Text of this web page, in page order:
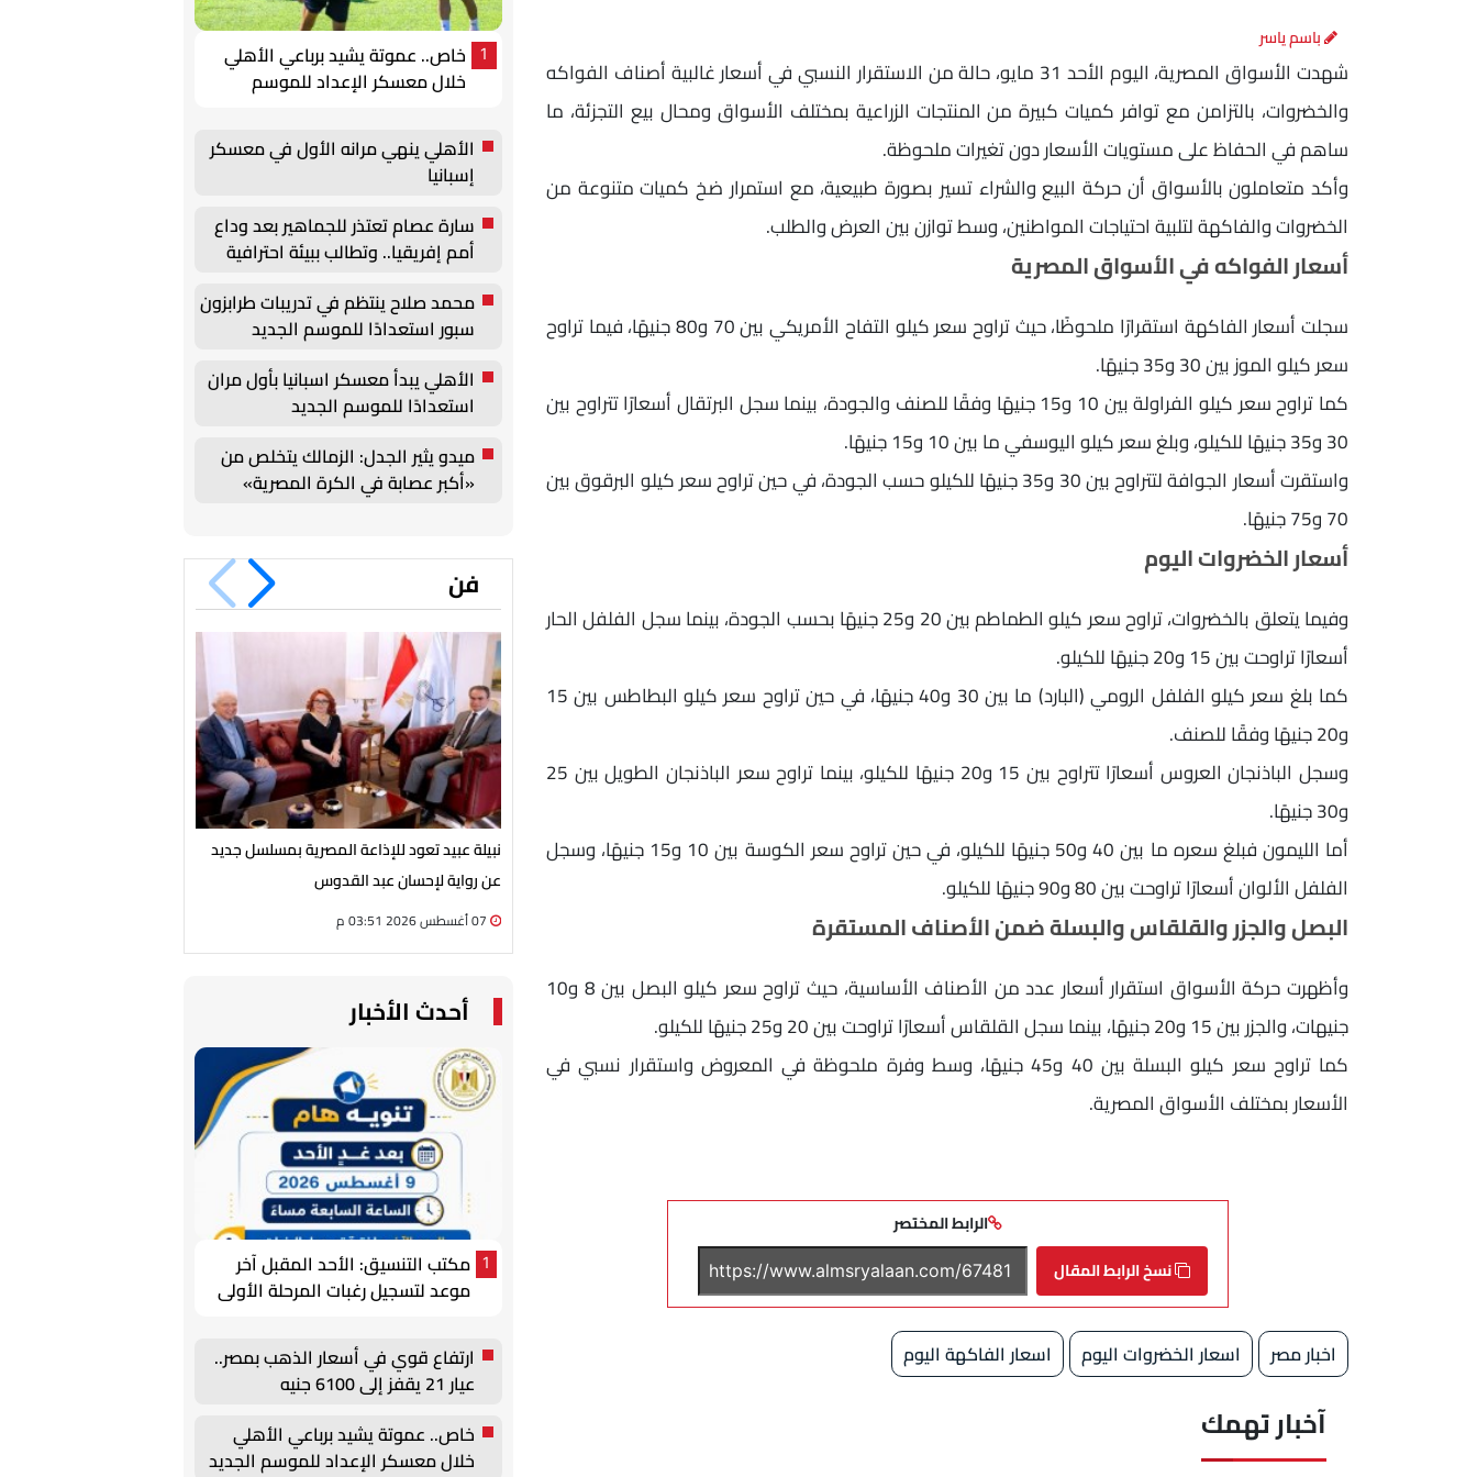
باسم ياسر
شهدت الأسواق المصرية، اليوم الأحد 31 مايو، حالة من الاستقرار النسبي في أسعار غالبية أصناف الفواكه
والخضروات، بالتزامن مع توافر كميات كبيرة من المنتجات الزراعية بمختلف الأسواق ومحال بيع التجزئة، ما
ساهم في الحفاظ على مستويات الأسعار دون تغيرات ملحوظة.
وأكد متعاملون بالأسواق أن حركة البيع والشراء تسير بصورة طبيعية، مع استمرار ضخ كميات متنوعة من
الخضروات والفاكهة لتلبية احتياجات المواطنين، وسط توازن بين العرض والطلب.
أسعار الفواكه في الأسواق المصرية
سجلت أسعار الفاكهة استقرارًا ملحوظًا، حيث تراوح سعر كيلو التفاح الأمريكي بين 70 و80 جنيهًا، فيما تراوح
سعر كيلو الموز بين 30 و35 جنيهًا.
كما تراوح سعر كيلو الفراولة بين 10 و15 جنيهًا وفقًا للصنف والجودة، بينما سجل البرتقال أسعارًا تتراوح بين
30 و35 جنيهًا للكيلو، وبلغ سعر كيلو اليوسفي ما بين 10 و15 جنيهًا.
واستقرت أسعار الجوافة لتتراوح بين 30 و35 جنيهًا للكيلو حسب الجودة، في حين تراوح سعر كيلو البرقوق بين
70 و75 جنيهًا.
أسعار الخضروات اليوم
وفيما يتعلق بالخضروات، تراوح سعر كيلو الطماطم بين 20 و25 جنيهًا بحسب الجودة، بينما سجل الفلفل الحار
أسعارًا تراوحت بين 15 و20 جنيهًا للكيلو.
كما بلغ سعر كيلو الفلفل الرومي (البارد) ما بين 30 و40 جنيهًا، في حين تراوح سعر كيلو البطاطس بين 15
و20 جنيهًا وفقًا للصنف.
وسجل الباذنجان العروس أسعارًا تتراوح بين 15 و20 جنيهًا للكيلو، بينما تراوح سعر الباذنجان الطويل بين 25
و30 جنيهًا.
أما الليمون فبلغ سعره ما بين 40 و50 جنيهًا للكيلو، في حين تراوح سعر الكوسة بين 10 و15 جنيهًا، وسجل
الفلفل الألوان أسعارًا تراوحت بين 80 و90 جنيهًا للكيلو.
البصل والجزر والقلقاس والبسلة ضمن الأصناف المستقرة
وأظهرت حركة الأسواق استقرار أسعار عدد من الأصناف الأساسية، حيث تراوح سعر كيلو البصل بين 8 و10
جنيهات، والجزر بين 15 و20 جنيهًا، بينما سجل القلقاس أسعارًا تراوحت بين 20 و25 جنيهًا للكيلو.
كما تراوح سعر كيلو البسلة بين 40 و45 جنيهًا، وسط وفرة ملحوظة في المعروض واستقرار نسبي في
الأسعار بمختلف الأسواق المصرية.
الرابط المختصر
نسخ الرابط المقال
اخبار مصر اسعار الخضروات اليوم اسعار الفاكهة اليوم
آخبار تهمك
1
خاص.. عموتة يشيد برباعي الأهلي
خلال معسكر الإعداد للموسم
الأهلي ينهي مرانه الأول في معسكر
إسبانيا
سارة عصام تعتذر للجماهير بعد وداع
أمم إفريقيا.. وتطالب ببيئة احترافية
محمد صلاح ينتظم في تدريبات طرابزون
سبور استعدادًا للموسم الجديد
الأهلي يبدأ معسكر اسبانيا بأول مران
استعدادًا للموسم الجديد
ميدو يثير الجدل: الزمالك يتخلص من
«أكبر عصابة في الكرة المصرية»
فن
نبيلة عبيد تعود للإذاعة المصرية بمسلسل جديد
عن رواية لإحسان عبد القدوس
أحدث الأخبار
1
مكتب التنسيق: الأحد المقبل آخر
موعد لتسجيل رغبات المرحلة الأولى
ارتفاع قوي في أسعار الذهب بمصر..
عيار 21 يقفز إلى 6100 جنيه
خاص.. عموتة يشيد برباعي الأهلي
خلال معسكر الإعداد للموسم الجديد